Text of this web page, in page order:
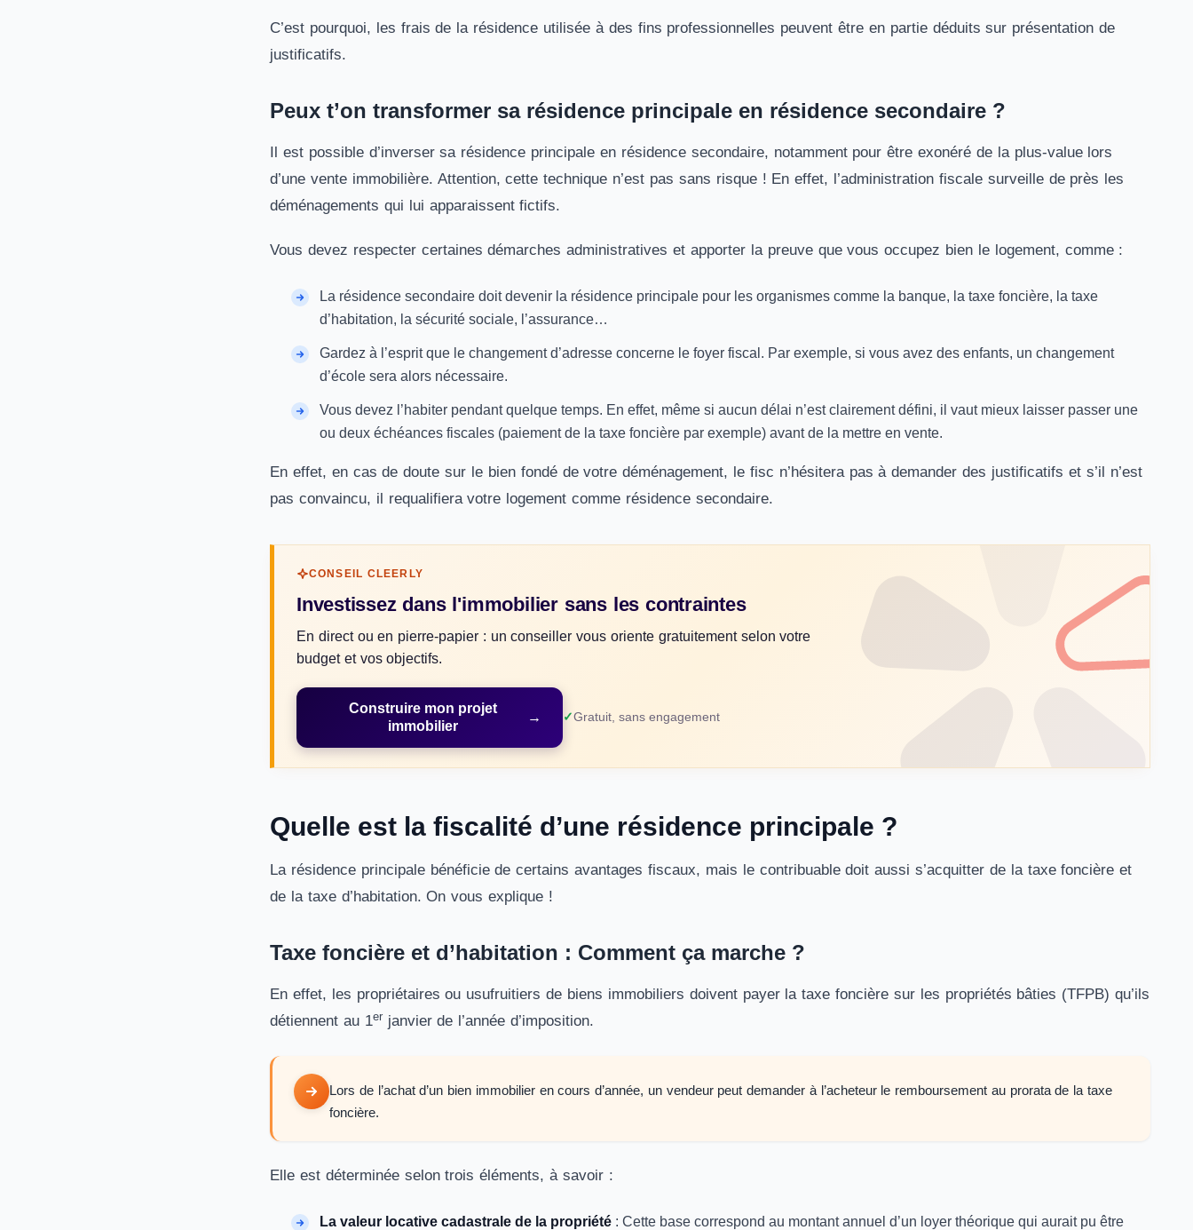
C’est pourquoi, les frais de la résidence utilisée à des fins professionnelles peuvent être en partie déduits sur présentation de
justificatifs.
Peux t’on transformer sa résidence principale en résidence secondaire ?
Il est possible d’inverser sa résidence principale en résidence secondaire, notamment pour être exonéré de la plus-value lors
d’une vente immobilière. Attention, cette technique n’est pas sans risque ! En effet, l’administration fiscale surveille de près les
déménagements qui lui apparaissent fictifs.
Vous devez respecter certaines démarches administratives et apporter la preuve que vous occupez bien le logement, comme :
La résidence secondaire doit devenir la résidence principale pour les organismes comme la banque, la taxe foncière, la taxe
d’habitation, la sécurité sociale, l’assurance…
Gardez à l’esprit que le changement d’adresse concerne le foyer fiscal. Par exemple, si vous avez des enfants, un changement
d’école sera alors nécessaire.
Vous devez l’habiter pendant quelque temps. En effet, même si aucun délai n’est clairement défini, il vaut mieux laisser passer une
ou deux échéances fiscales (paiement de la taxe foncière par exemple) avant de la mettre en vente.
En effet, en cas de doute sur le bien fondé de votre déménagement, le fisc n’hésitera pas à demander des justificatifs et s’il n’est
pas convaincu, il requalifiera votre logement comme résidence secondaire.
CONSEIL CLEERLY
Investissez dans l'immobilier sans les contraintes
En direct ou en pierre-papier : un conseiller vous oriente gratuitement selon votre
budget et vos objectifs.
Construire mon projet
immobilier
→ Gratuit, sans engagement
Quelle est la fiscalité d’une résidence principale ?
La résidence principale bénéficie de certains avantages fiscaux, mais le contribuable doit aussi s’acquitter de la taxe foncière et
de la taxe d’habitation. On vous explique !
Taxe foncière et d’habitation : Comment ça marche ?
En effet, les propriétaires ou usufruitiers de biens immobiliers doivent payer la taxe foncière sur les propriétés bâties (TFPB) qu’ils
détiennent au 1erjanvier de l’année d’imposition.
Lors de l’achat d’un bien immobilier en cours d’année, un vendeur peut demander à l’acheteur le remboursement au prorata de la taxe
foncière.
Elle est déterminée selon trois éléments, à savoir :
La valeur locative cadastrale de la propriété : Cette base correspond au montant annuel d’un loyer théorique qui aurait pu être